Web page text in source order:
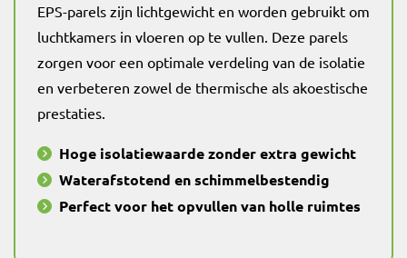
EPS-parels zijn lichtgewicht en worden gebruikt om
luchtkamers in vloeren op te vullen. Deze parels
zorgen voor een optimale verdeling van de isolatie
en verbeteren zowel de thermische als akoestische
prestaties.
Hoge isolatiewaarde zonder extra gewicht
Waterafstotend en schimmelbestendig
Perfect voor het opvullen van holle ruimtes